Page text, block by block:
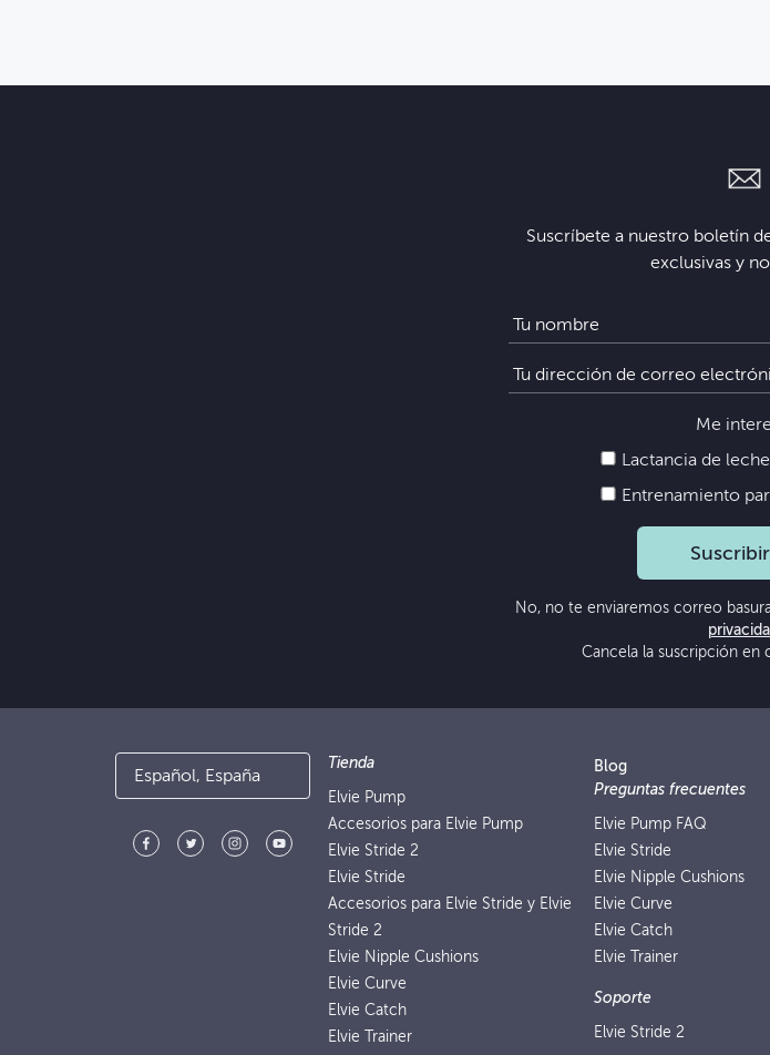
Suscríbete a nuestro boletín
exclusivas y
Me
Lactancia de
Entrenamiento
No, no te enviaremos correo
Cancela la suscripción en
Español, España
Tienda
Elvie Pump
Accesorios para Elvie Pump
Elvie Stride 2
Elvie Stride
Accesorios para Elvie Stride y Elvie
Stride 2
Elvie Nipple Cushions
Elvie Curve
Elvie Catch
Elvie Trainer
Blog
Preguntas frecuentes
Elvie Pump FAQ
Elvie Stride
Elvie Nipple Cushions
Elvie Curve
Elvie Catch
Elvie Trainer
Soporte
Elvie Stride 2